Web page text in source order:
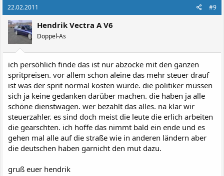
22.02.2011 #9
Hendrik Vectra A V6
Doppel-As
ich persöhlich finde das ist nur abzocke mit den ganzen
spritpreisen. vor allem schon aleine das mehr steuer drauf
ist was der sprit normal kosten würde. die politiker müssen
sich ja keine gedanken darüber machen. die haben ja alle
schöne dienstwagen. wer bezahlt das alles. na klar wir
steuerzahler. es sind doch meist die leute die erlich arbeiten
die gearschten. ich hoffe das nimmt bald ein ende und es
gehen mal alle auf die straße wie in anderen ländern aber
die deutschen haben garnicht den mut dazu.
gruß euer hendrik